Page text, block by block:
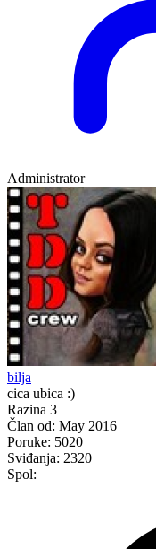
Administrator
bilja
cica ubica :)
Razina 3
Član od: May 2016
Poruke: 5020
Sviđanja: 2320
Spol: